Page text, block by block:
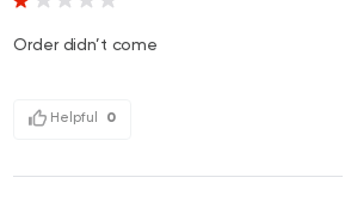
Order didn’t come
Helpful 0